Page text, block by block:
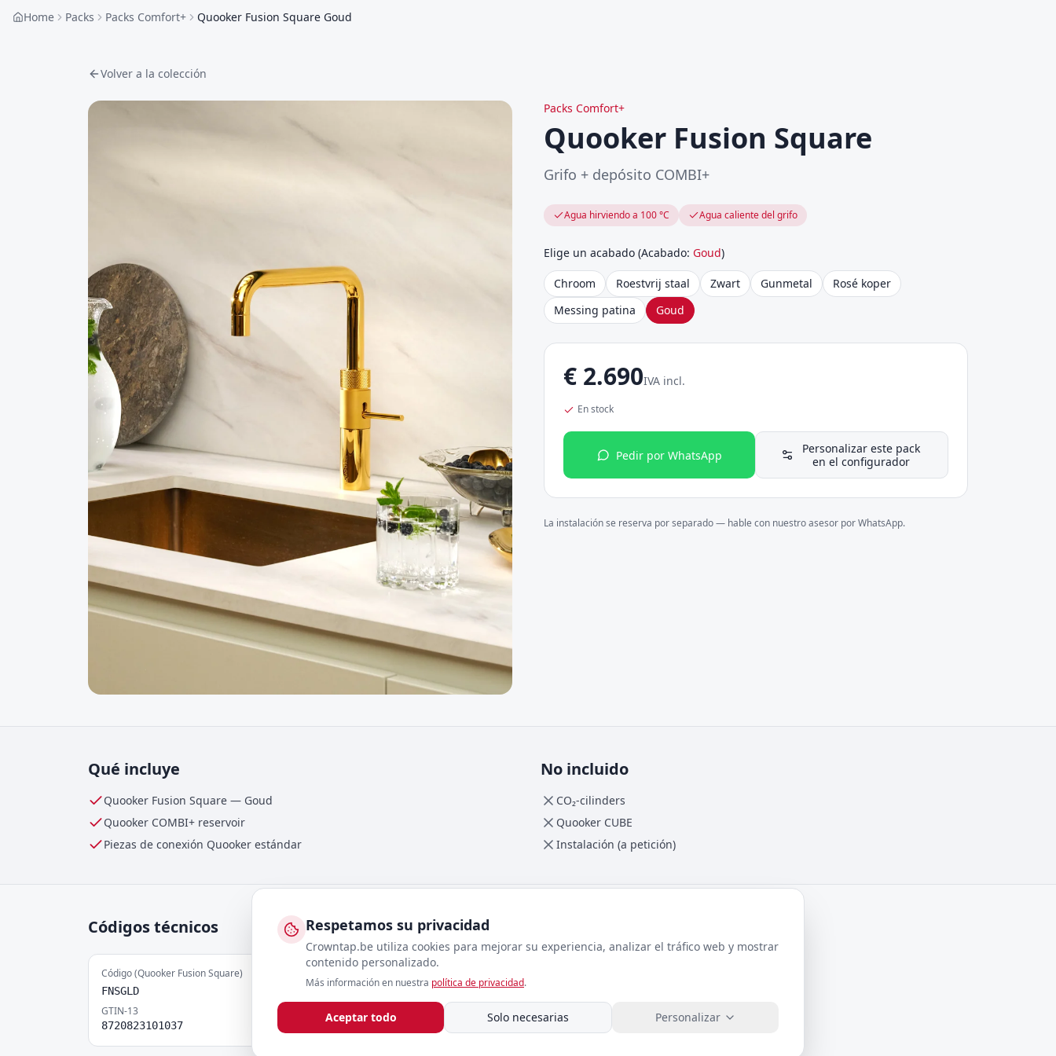
Home Packs Packs Comfort+ Quooker Fusion Square Goud
Volver a la colección
Packs Comfort+
Quooker Fusion Square
Grifo + depósito COMBI+
Agua hirviendo a 100 °C Agua caliente del grifo
Elige un acabado (Acabado: Goud)
Chroom Roestvrij staal Zwart Gunmetal
Rosé koper
Messing patina
Goud
€ 2.690IVA incl.
En stock
Pedir por WhatsApp
Personalizar este pack
en el configurador
La instalación se reserva por separado — hable con nuestro asesor por WhatsApp.
Qué incluye
Quooker Fusion Square — Goud
Quooker COMBI+ reservoir
Piezas de conexión Quooker estándar
No incluido
CO₂-cilinders
Quooker CUBE
Instalación (a petición)
Códigos técnicos
Código (Quooker Fusion Square)
FNSGLD
GTIN-13
8720823101037
COMBI+
8720823100658
Respetamos su privacidad
Crowntap.be utiliza cookies para mejorar su experiencia, analizar el tráfico web y mostrar
contenido personalizado.
Más información en nuestra política de privacidad.
Aceptar todo Solo necesarias Personalizar